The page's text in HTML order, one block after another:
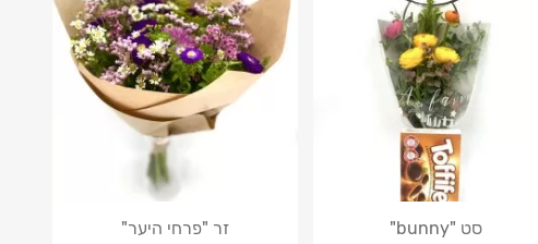
סט "bunny"
זר "פרחי היער"